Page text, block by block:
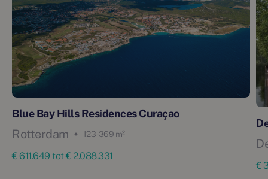
Blue Bay Hills Residences Curaçao
Rotterdam 123 - 369 m²
€ 611.649 tot € 2.088.331
€